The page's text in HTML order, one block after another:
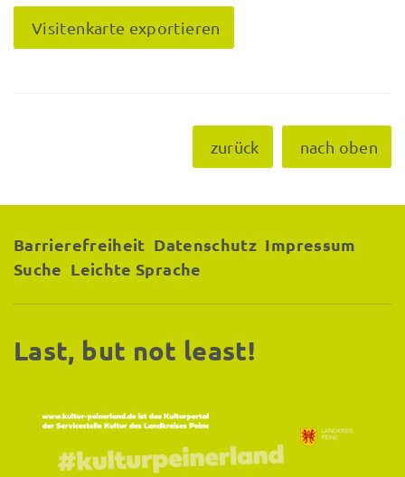
Visitenkarte exportieren
zurück nach oben
Barrierefreiheit Datenschutz Impressum
Suche Leichte Sprache
Last, but not least!